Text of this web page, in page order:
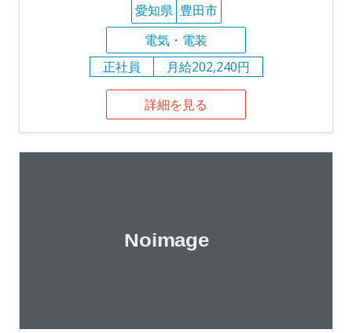
愛知県 豊田市
電気・電装
正社員
月給202,240円
詳細を見る